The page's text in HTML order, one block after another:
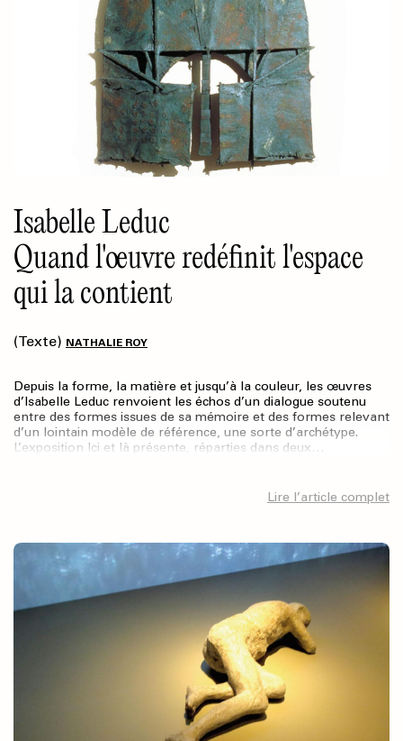
Isabelle Leduc
Quand l'œuvre redéfinit l'espace
qui la contient
(Texte) NATHALIE ROY
Depuis la forme, la matière et jusqu’à la couleur, les œuvres
d’Isabelle Leduc renvoient les échos d’un dialogue soutenu
entre des formes issues de sa mémoire et des formes relevant
d’un lointain modèle de référence, une sorte d’archétype.
L’exposition Ici et là présente, réparties dans deux…
Lire l’article complet